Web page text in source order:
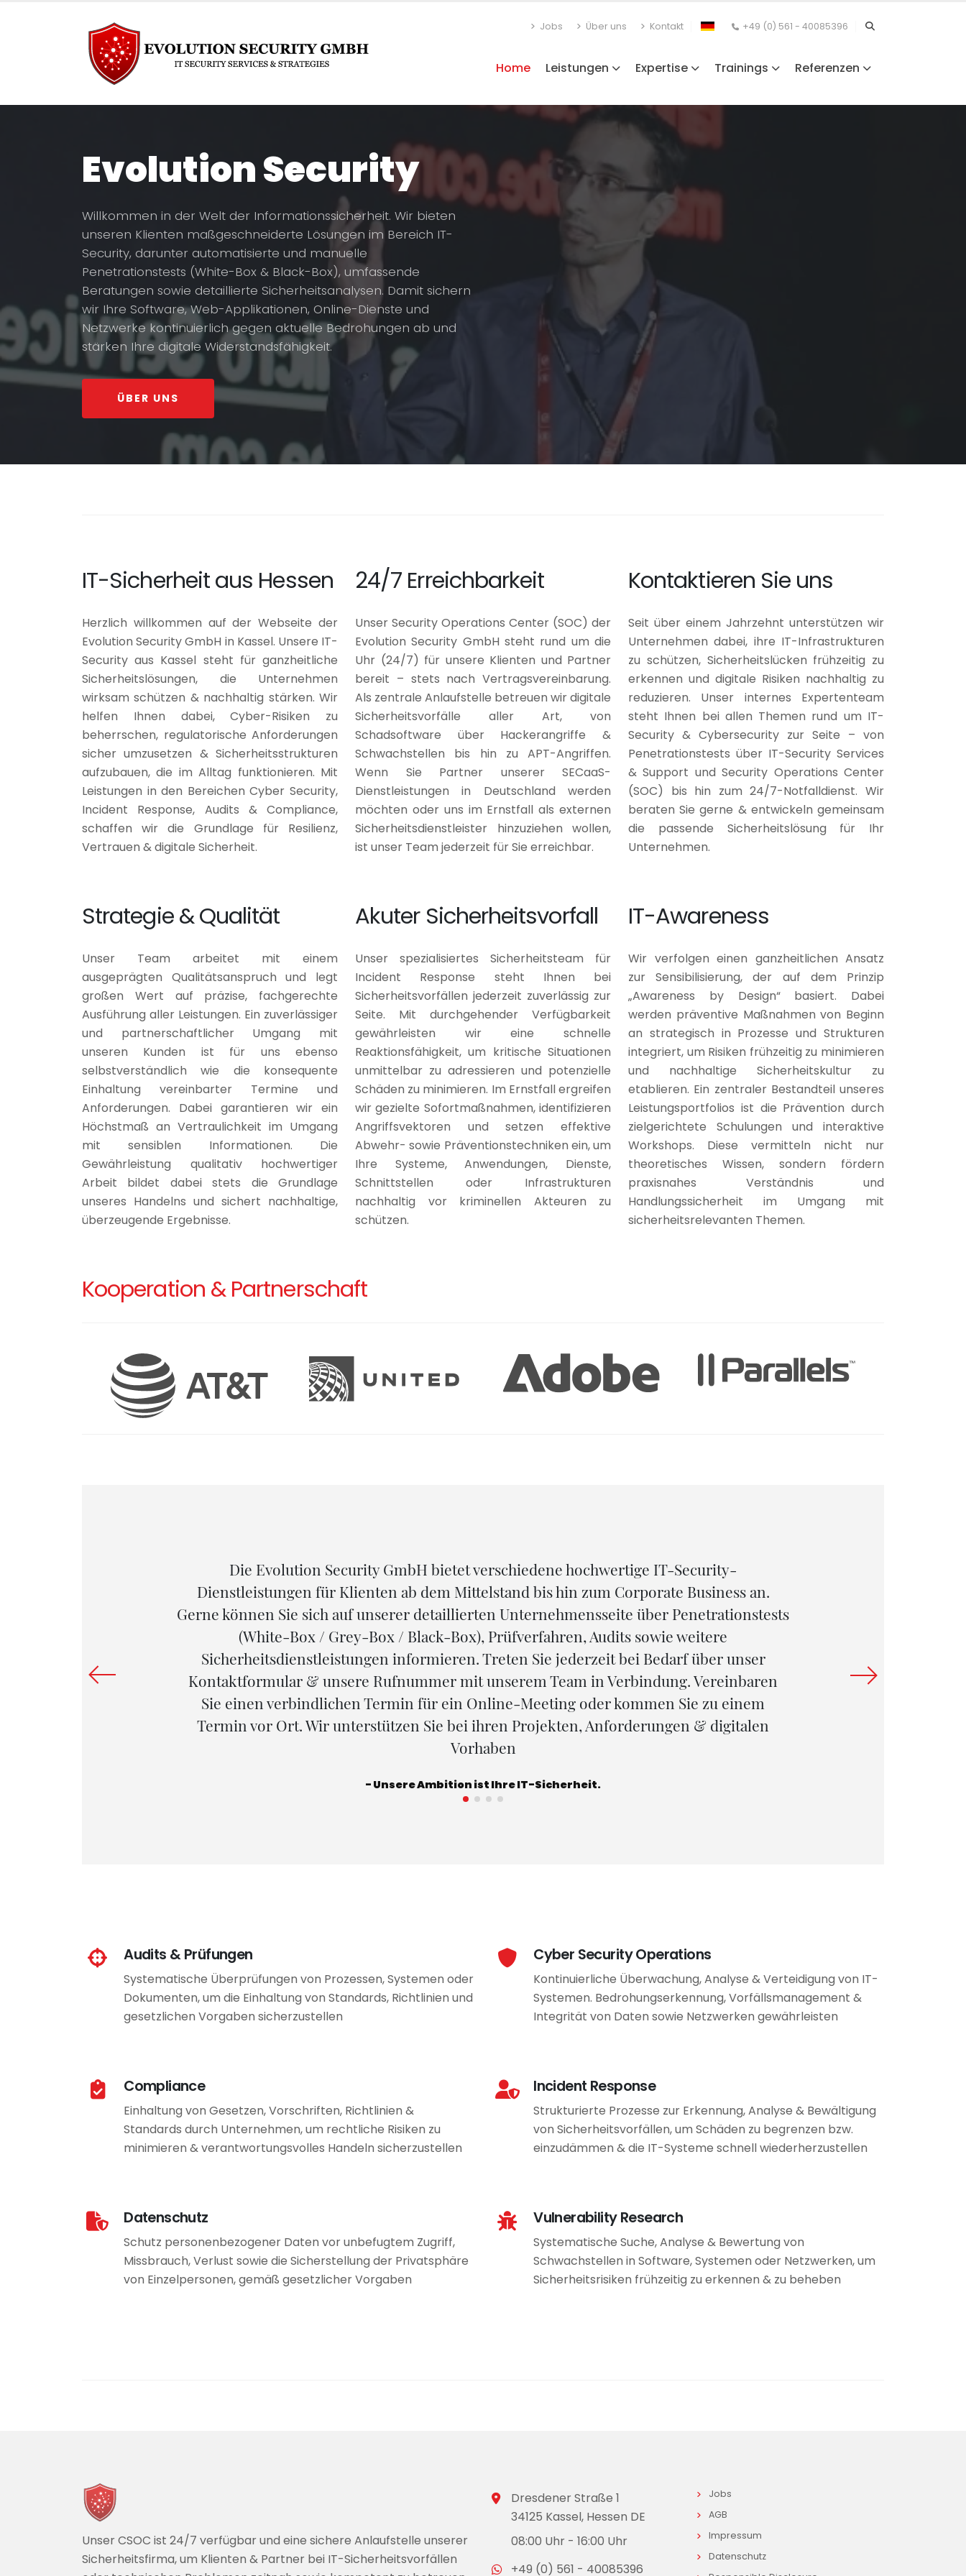
Jobs Über uns Kontakt +49 (0) 561 - 40085396
Home Leistungen Expertise Trainings Referenzen
Evolution Security
Willkommen in der Welt der Informationssicherheit. Wir bieten
unseren Klienten maßgeschneiderte Lösungen im Bereich IT-
Security, darunter automatisierte und manuelle
Penetrationstests (White-Box & Black-Box), umfassende
Beratungen sowie detaillierte Sicherheitsanalysen. Damit sichern
wir Ihre Software, Web-Applikationen, Online-Dienste und
Netzwerke kontinuierlich gegen aktuelle Bedrohungen ab und
stärken Ihre digitale Widerstandsfähigkeit.
ÜBER UNS
IT-Sicherheit aus Hessen
Herzlich willkommen auf der Webseite der
Evolution Security GmbH in Kassel. Unsere IT-
Security aus Kassel steht für ganzheitliche
Sicherheitslösungen, die Unternehmen
wirksam schützen & nachhaltig stärken. Wir
helfen Ihnen dabei, Cyber-Risiken zu
beherrschen, regulatorische Anforderungen
sicher umzusetzen & Sicherheitsstrukturen
aufzubauen, die im Alltag funktionieren. Mit
Leistungen in den Bereichen Cyber Security,
Incident Response, Audits & Compliance,
schaffen wir die Grundlage für Resilienz,
Vertrauen & digitale Sicherheit.
24/7 Erreichbarkeit
Unser Security Operations Center (SOC) der
Evolution Security GmbH steht rund um die
Uhr (24/7) für unsere Klienten und Partner
bereit – stets nach Vertragsvereinbarung.
Als zentrale Anlaufstelle betreuen wir digitale
Sicherheitsvorfälle aller Art, von
Schadsoftware über Hackerangriffe &
Schwachstellen bis hin zu APT-Angriffen.
Wenn Sie Partner unserer SECaaS-
Dienstleistungen in Deutschland werden
möchten oder uns im Ernstfall als externen
Sicherheitsdienstleister hinzuziehen wollen,
ist unser Team jederzeit für Sie erreichbar.
Kontaktieren Sie uns
Seit über einem Jahrzehnt unterstützen wir
Unternehmen dabei, ihre IT-Infrastrukturen
zu schützen, Sicherheitslücken frühzeitig zu
erkennen und digitale Risiken nachhaltig zu
reduzieren. Unser internes Expertenteam
steht Ihnen bei allen Themen rund um IT-
Security & Cybersecurity zur Seite – von
Penetrationstests über IT-Security Services
& Support und Security Operations Center
(SOC) bis hin zum 24/7-Notfalldienst. Wir
beraten Sie gerne & entwickeln gemeinsam
die passende Sicherheitslösung für Ihr
Unternehmen.
Strategie & Qualität
Unser Team arbeitet mit einem
ausgeprägten Qualitätsanspruch und legt
großen Wert auf präzise, fachgerechte
Ausführung aller Leistungen. Ein zuverlässiger
und partnerschaftlicher Umgang mit
unseren Kunden ist für uns ebenso
selbstverständlich wie die konsequente
Einhaltung vereinbarter Termine und
Anforderungen. Dabei garantieren wir ein
Höchstmaß an Vertraulichkeit im Umgang
mit sensiblen Informationen. Die
Gewährleistung qualitativ hochwertiger
Arbeit bildet dabei stets die Grundlage
unseres Handelns und sichert nachhaltige,
überzeugende Ergebnisse.
Akuter Sicherheitsvorfall
Unser spezialisiertes Sicherheitsteam für
Incident Response steht Ihnen bei
Sicherheitsvorfällen jederzeit zuverlässig zur
Seite. Mit durchgehender Verfügbarkeit
gewährleisten wir eine schnelle
Reaktionsfähigkeit, um kritische Situationen
unmittelbar zu adressieren und potenzielle
Schäden zu minimieren. Im Ernstfall ergreifen
wir gezielte Sofortmaßnahmen, identifizieren
Angriffsvektoren und setzen effektive
Abwehr- sowie Präventionstechniken ein, um
Ihre Systeme, Anwendungen, Dienste,
Schnittstellen oder Infrastrukturen
nachhaltig vor kriminellen Akteuren zu
schützen.
IT-Awareness
Wir verfolgen einen ganzheitlichen Ansatz
zur Sensibilisierung, der auf dem Prinzip
„Awareness by Design“ basiert. Dabei
werden präventive Maßnahmen von Beginn
an strategisch in Prozesse und Strukturen
integriert, um Risiken frühzeitig zu minimieren
und nachhaltige Sicherheitskultur zu
etablieren. Ein zentraler Bestandteil unseres
Leistungsportfolios ist die Prävention durch
zielgerichtete Schulungen und interaktive
Workshops. Diese vermitteln nicht nur
theoretisches Wissen, sondern fördern
praxisnahes Verständnis und
Handlungssicherheit im Umgang mit
sicherheitsrelevanten Themen.
Kooperation & Partnerschaft
Die Evolution Security GmbH bietet verschiedene hochwertige IT-Security-
Dienstleistungen für Klienten ab dem Mittelstand bis hin zum Corporate Business an.
Gerne können Sie sich auf unserer detaillierten Unternehmensseite über Penetrationstests
(White-Box / Grey-Box / Black-Box), Prüfverfahren, Audits sowie weitere
Sicherheitsdienstleistungen informieren. Treten Sie jederzeit bei Bedarf über unser
Kontaktformular & unsere Rufnummer mit unserem Team in Verbindung. Vereinbaren
Sie einen verbindlichen Termin für ein Online-Meeting oder kommen Sie zu einem
Termin vor Ort. Wir unterstützen Sie bei ihren Projekten, Anforderungen & digitalen
Vorhaben
- Unsere Ambition ist Ihre IT-Sicherheit.
Audits & Prüfungen
Systematische Überprüfungen von Prozessen, Systemen oder
Dokumenten, um die Einhaltung von Standards, Richtlinien und
gesetzlichen Vorgaben sicherzustellen
Compliance
Einhaltung von Gesetzen, Vorschriften, Richtlinien &
Standards durch Unternehmen, um rechtliche Risiken zu
minimieren & verantwortungsvolles Handeln sicherzustellen
Datenschutz
Schutz personenbezogener Daten vor unbefugtem Zugriff,
Missbrauch, Verlust sowie die Sicherstellung der Privatsphäre
von Einzelpersonen, gemäß gesetzlicher Vorgaben
Cyber Security Operations
Kontinuierliche Überwachung, Analyse & Verteidigung von IT-
Systemen. Bedrohungserkennung, Vorfällsmanagement &
Integrität von Daten sowie Netzwerken gewährleisten
Incident Response
Strukturierte Prozesse zur Erkennung, Analyse & Bewältigung
von Sicherheitsvorfällen, um Schäden zu begrenzen bzw.
einzudämmen & die IT-Systeme schnell wiederherzustellen
Vulnerability Research
Systematische Suche, Analyse & Bewertung von
Schwachstellen in Software, Systemen oder Netzwerken, um
Sicherheitsrisiken frühzeitig zu erkennen & zu beheben
Unser CSOC ist 24/7 verfügbar und eine sichere Anlaufstelle unserer
Sicherheitsfirma, um Klienten & Partner bei IT-Sicherheitsvorfällen
Dresdener Straße 1
34125 Kassel, Hessen DE
08:00 Uhr - 16:00 Uhr
+49 (0) 561 - 40085396
Jobs
AGB
Impressum
Datenschutz